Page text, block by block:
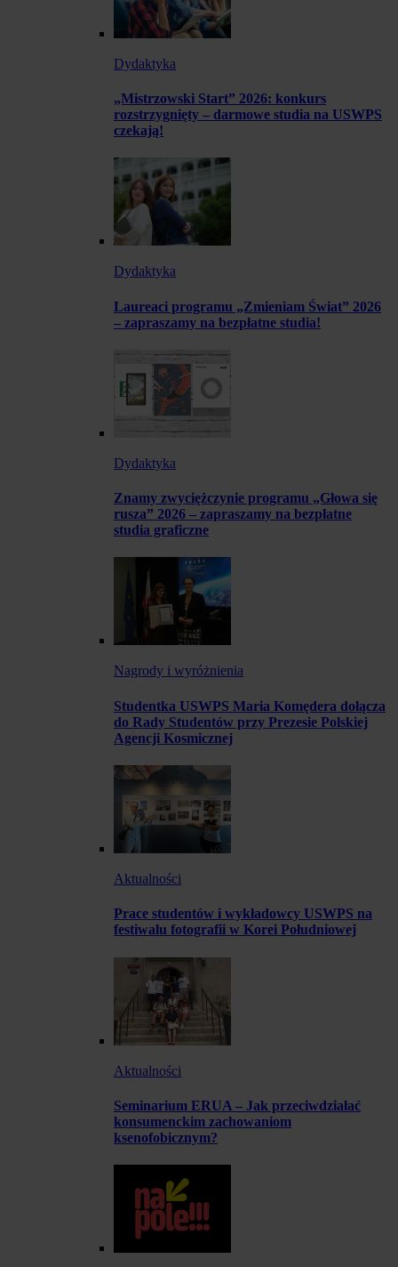
Dydaktyka
„Mistrzowski Start” 2026: konkurs
rozstrzygnięty – darmowe studia na USWPS
czekają!
Dydaktyka
Laureaci programu „Zmieniam Świat” 2026
– zapraszamy na bezpłatne studia!
Dydaktyka
Znamy zwyciężczynie programu „Głowa się
rusza” 2026 – zapraszamy na bezpłatne
studia graficzne
Nagrody i wyróżnienia
Studentka USWPS Maria Komędera dołącza
do Rady Studentów przy Prezesie Polskiej
Agencji Kosmicznej
Aktualności
Prace studentów i wykładowcy USWPS na
festiwalu fotografii w Korei Południowej
Aktualności
Seminarium ERUA – Jak przeciwdziałać
konsumenckim zachowaniom
ksenofobicznym?